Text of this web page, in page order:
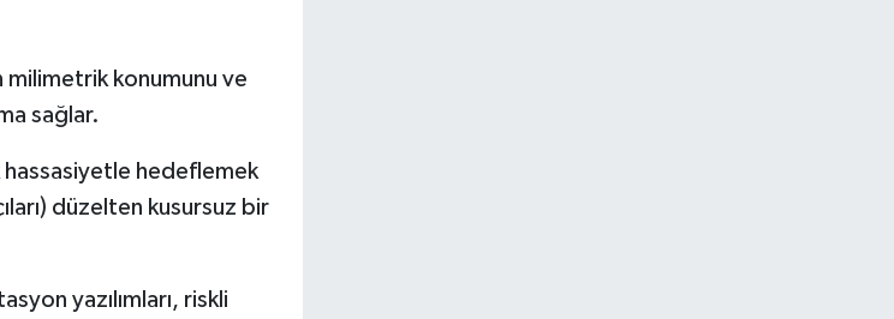
milimetrik konumunu ve
sağlar.
hassasiyetle hedeflemek
düzelten kusursuz bir
yazılımları, riskli